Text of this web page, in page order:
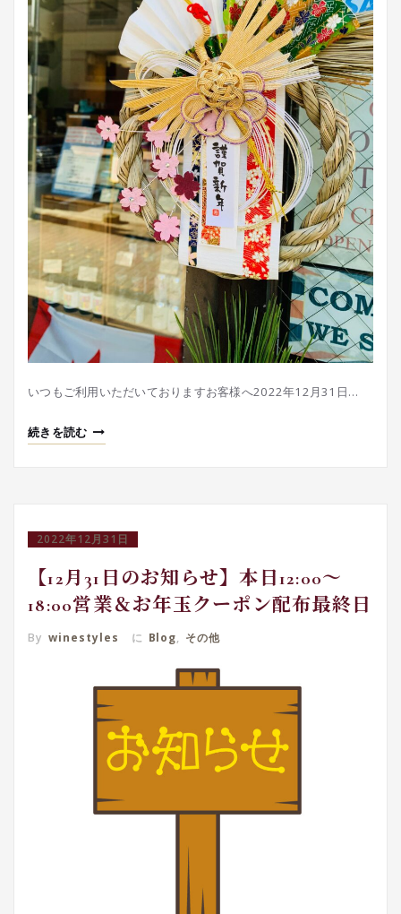
いつもご利用いただいておりますお客様へ2022年12月31日…
続きを読む
2022年12月31日
【12月31日のお知らせ】本日12:00～
18:00営業＆お年玉クーポン配布最終日
By winestyles に Blog, その他